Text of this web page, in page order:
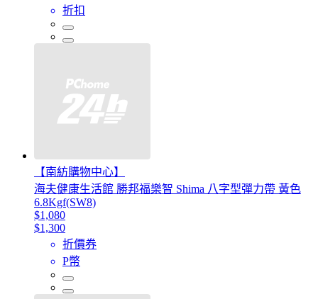
折扣
【南紡購物中心】
海夫健康生活館 勝邦福樂智 Shima 八字型彈力帶 黃色
6.8Kgf(SW8)
$1,080
$1,300
折價券
P幣